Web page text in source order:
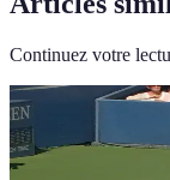
Continuez votre